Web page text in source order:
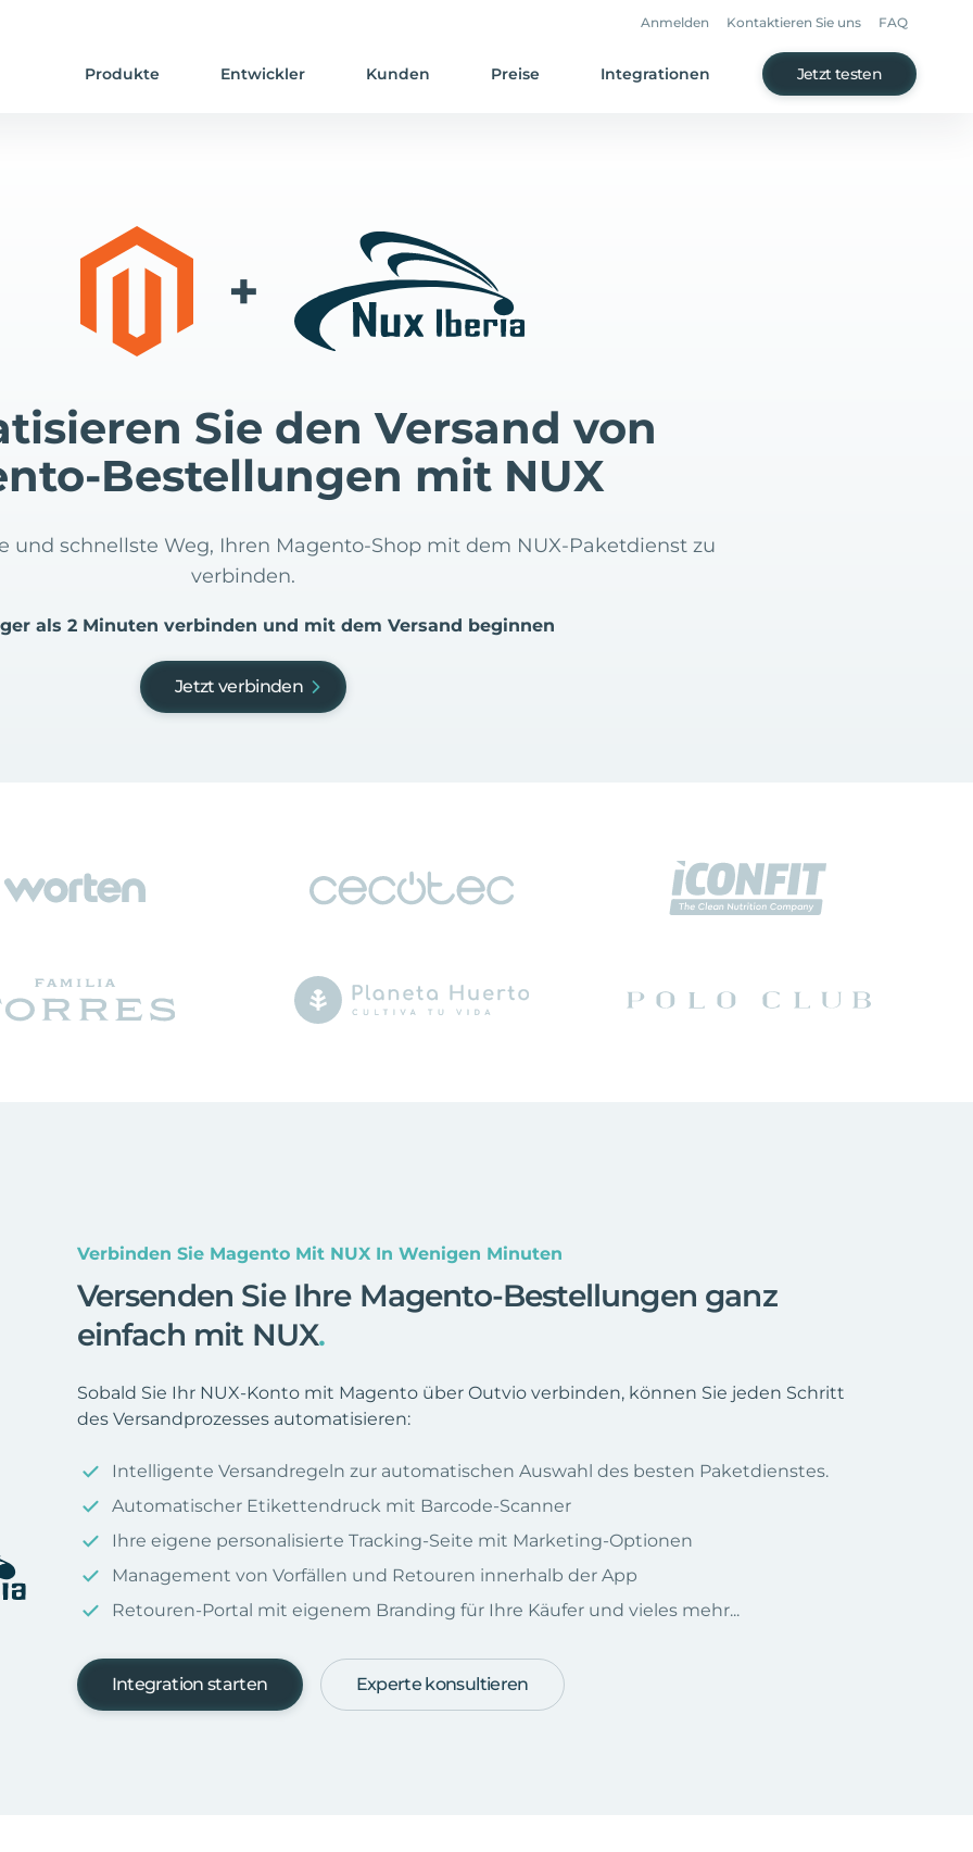
Anmelden Kontaktieren Sie uns FAQ
Produkte Entwickler Kunden Preise Integrationen Jetzt testen
+
Sie den Versand von
Bestellungen mit NUX
und schnellste Weg, Ihren Magento-Shop mit dem NUX-Paketdienst zu
verbinden.
als 2 Minuten verbinden und mit dem Versand beginnen
Jetzt verbinden
Verbinden Sie Magento Mit NUX In Wenigen Minuten
Versenden Sie Ihre Magento-Bestellungen ganz
einfach mit NUX.
Sobald Sie Ihr NUX-Konto mit Magento über Outvio verbinden, können Sie jeden Schritt
des Versandprozesses automatisieren:
Intelligente Versandregeln zur automatischen Auswahl des besten Paketdienstes.
Automatischer Etikettendruck mit Barcode-Scanner
Ihre eigene personalisierte Tracking-Seite mit Marketing-Optionen
Management von Vorfällen und Retouren innerhalb der App
Retouren-Portal mit eigenem Branding für Ihre Käufer und vieles mehr...
Integration starten Experte konsultieren